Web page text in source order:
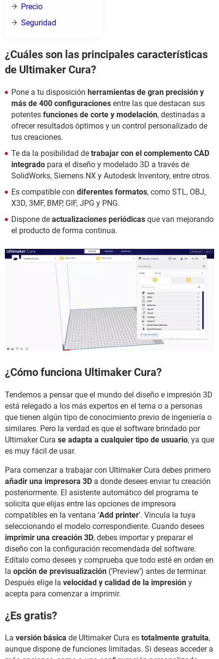
Precio
Seguridad
¿Cuáles son las principales características
de Ultimaker Cura?
Pone a tu disposición herramientas de gran precisión y
más de 400 configuraciones entre las que destacan sus
potentes funciones de corte y modelación, destinadas a
ofrecer resultados óptimos y un control personalizado de
tus creaciones.
Te da la posibilidad de trabajar con el complemento CAD
integrado para el diseño y modelado 3D a través de
SolidWorks, Siemens NX y Autodesk Inventor​y, entre otros.
Es compatible con diferentes formatos, como STL, OBJ,
X3D, 3MF, BMP, GIF, JPG y PNG.
Dispone de actualizaciones periódicas que van mejorando
el producto de forma continua.
¿Cómo funciona Ultimaker Cura?
Tendemos a pensar que el mundo del diseño e impresión 3D
está relegado a los más expertos en el tema o a personas
que tienen algún tipo de conocimiento previo de ingeniería o
similares. Pero la verdad es que el software brindado por
Ultimaker Cura se adapta a cualquier tipo de usuario, ya que
es muy fácil de usar.
Para comenzar a trabajar con Ultimaker Cura debes primero
añadir una impresora 3D a donde desees enviar tu creación
posteriormente. El asistente automático del programa te
solicita que elijas entre las opciones de impresora
compatibles en la ventana ‘Add printer’. Vincula la tuya
seleccionando el modelo correspondiente. Cuando desees
imprimir una creación 3D, debes importar y preparar el
diseño con la configuración recomendada del software.
Edítalo como desees y comprueba que todo esté en orden en
la opción de previsualización (‘Preview’) antes de terminar.
Después elige la velocidad y calidad de la impresión y
acepta para comenzar a imprimir.
¿Es gratis?
La versión básica de Ultimaker Cura es totalmente gratuita,
aunque dispone de funciones limitadas. Si deseas acceder a